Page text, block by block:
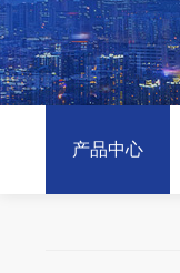
产品中心